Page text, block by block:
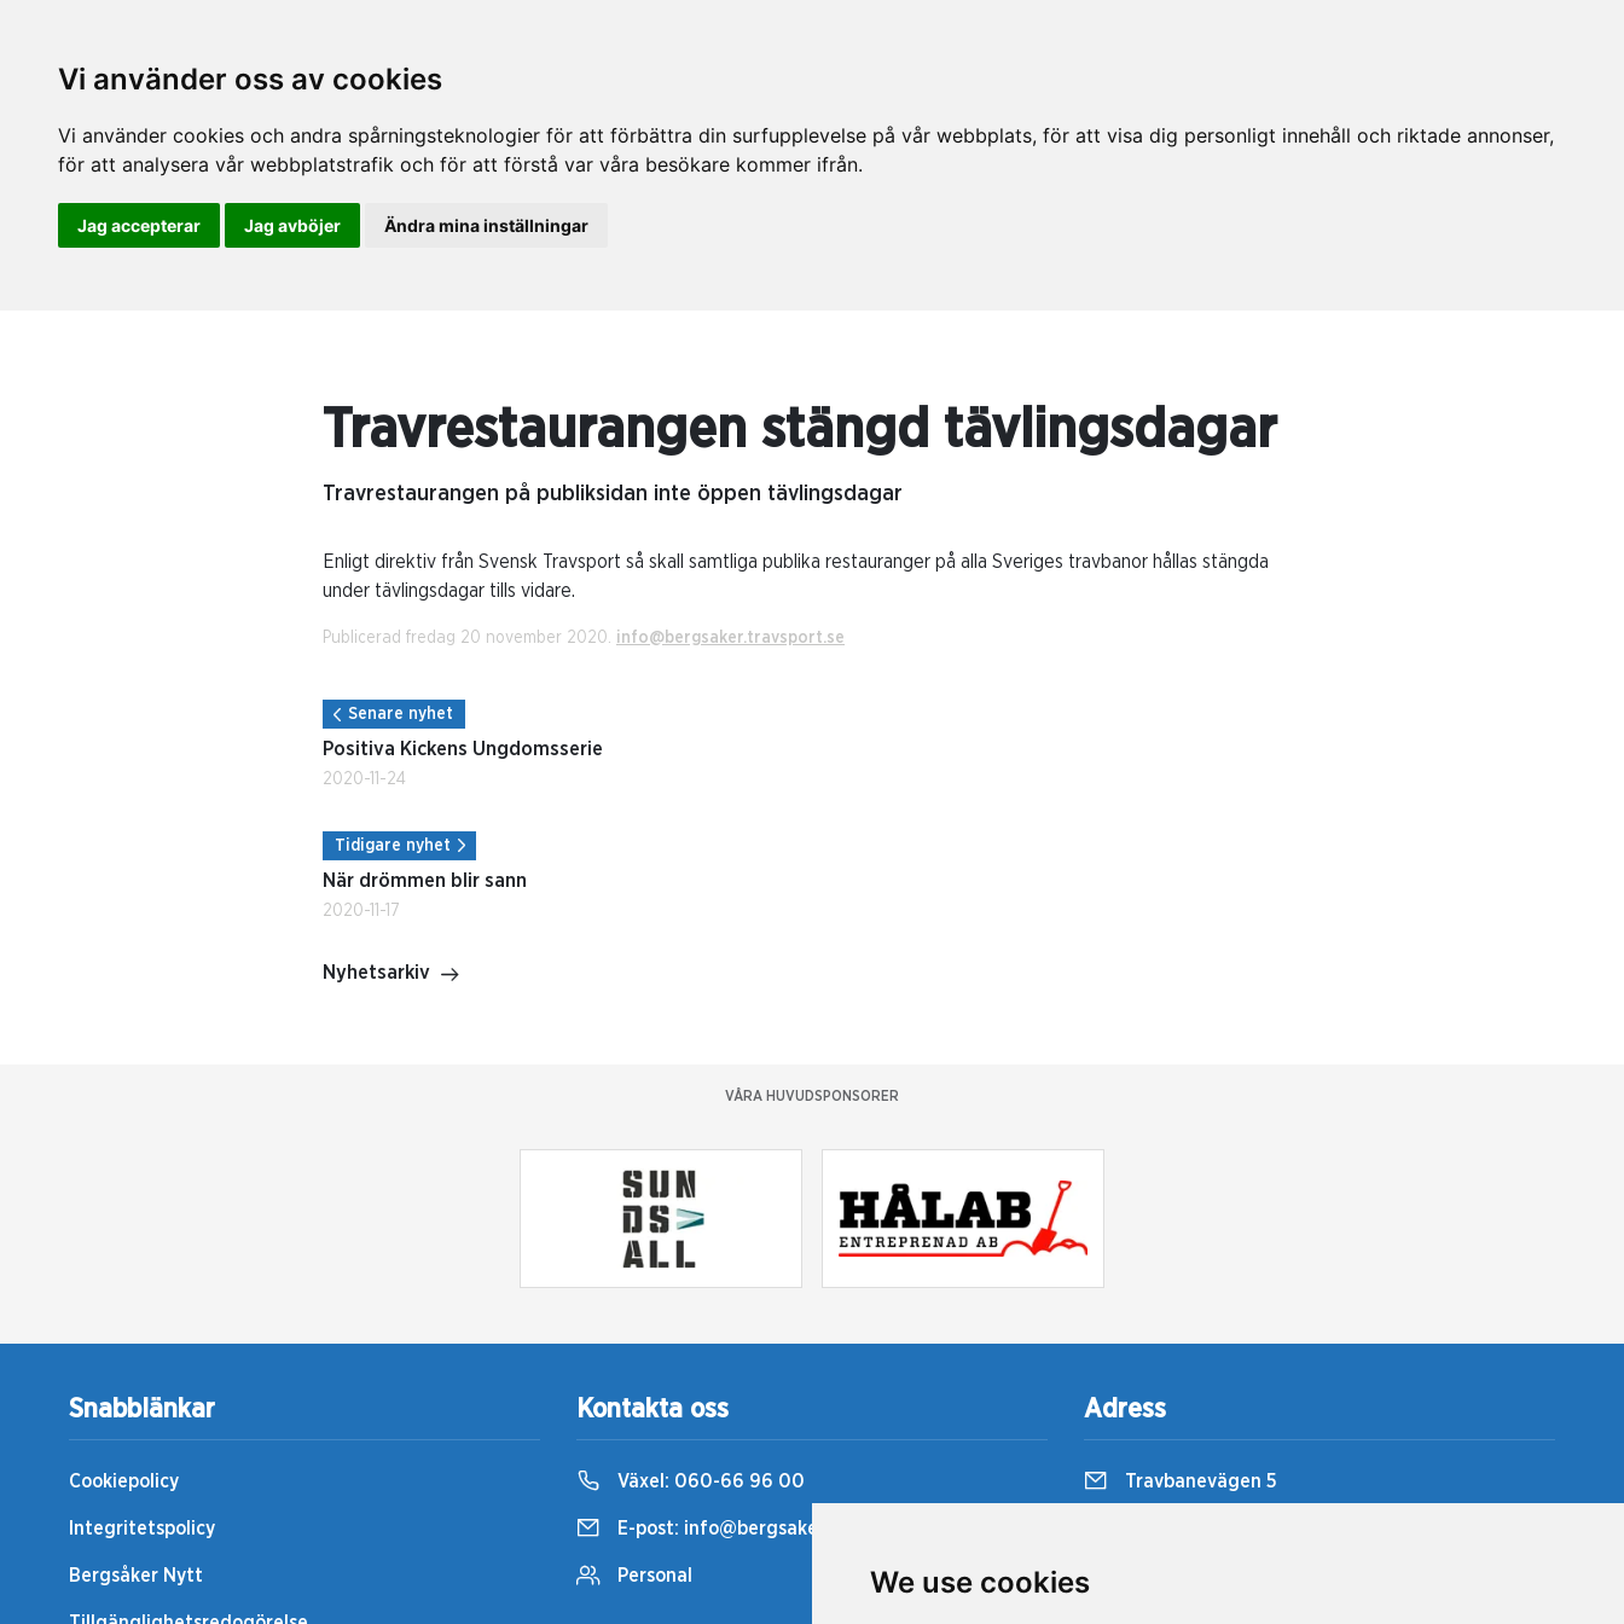
We use cookies
Vi använder oss av cookies
Vi använder cookies och andra spårningsteknologier för att förbättra din surfupplevelse på vår webbplats, för att visa dig personligt innehåll och riktade annonser,
för att analysera vår webbplatstrafik och för att förstå var våra besökare kommer ifrån.
Jag accepterar Jag avböjer Ändra mina inställningar
Travrestaurangen stängd tävlingsdagar
Travrestaurangen på publiksidan inte öppen tävlingsdagar
Enligt direktiv från Svensk Travsport så skall samtliga publika restauranger på alla Sveriges travbanor hållas stängda
under tävlingsdagar tills vidare.
Publicerad fredag 20 november 2020. info@bergsaker.travsport.se
Senare nyhet
Positiva Kickens Ungdomsserie
2020-11-24
Tidigare nyhet
När drömmen blir sann
2020-11-17
Nyhetsarkiv
VÅRA HUVUDSPONSORER
Snabblänkar
Cookiepolicy
Integritetspolicy
Bergsåker Nytt
Kontakta oss
Växel: 060-66 96 00
E-post: info@bergsaker.travsport.se
Personal
Adress
Travbanevägen 5